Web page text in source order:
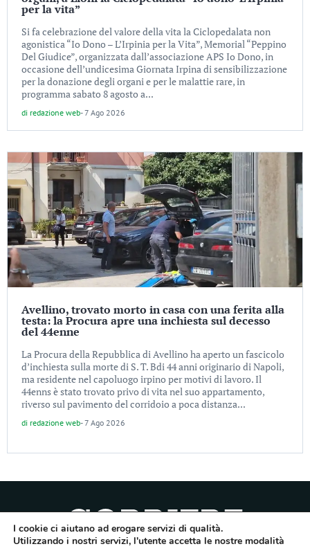
per la vita”
Si fa celebrazione del valore della vita la Ciclopedalata non
agonistica “Io Dono – L’Irpinia per la Vita”, Memorial “Peppino
Del Giudice”, organizzata dall’associazione APS Io Dono, in
occasione dell’undicesima Giornata Irpina di sensibilizzazione
per la donazione degli organi e per le malattie rare, in
programma sabato 8 agosto a...
di redazione web-7 Ago 2026
Avellino, trovato morto in casa con una ferita alla
testa: la Procura apre una inchiesta sul decesso
del 44enne
La Procura della Repubblica di Avellino ha aperto un fascicolo
d’inchiesta sulla morte di S. T. Bdi 44 anni originario di Napoli,
ma residente nel capoluogo irpino per motivi di lavoro. Il
44enns è stato trovato privo di vita nel suo appartamento,
riverso sul pavimento del corridoio a poca distanza...
di redazione web-7 Ago 2026
I cookie ci aiutano ad erogare servizi di qualità.
Utilizzando i nostri servizi, l'utente accetta le nostre modalità